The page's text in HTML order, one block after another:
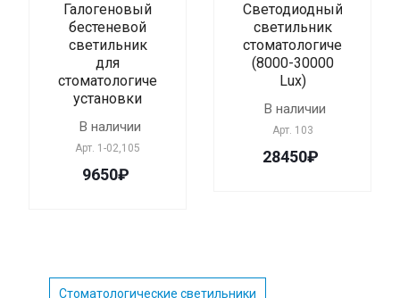
Галогеновый
бестеневой
светильник
для
стоматологической
установки
В наличии
Арт. 1-02,105
9650₽
Cветодиодный
светильник
стоматологический
(8000-30000
Lux)
В наличии
Арт. 103
28450₽
Стоматологические светильники